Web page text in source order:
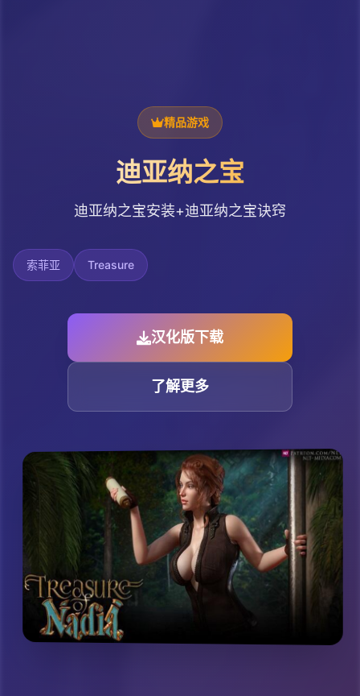
精品游戏
迪亚纳之宝
迪亚纳之宝安装+迪亚纳之宝诀窍
索菲亚 Treasure
汉化版下载
了解更多